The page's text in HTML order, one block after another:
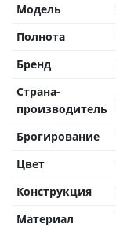
Модель
Полнота
Бренд
Страна-
производитель
Брогирование
Цвет
Конструкция
Материал